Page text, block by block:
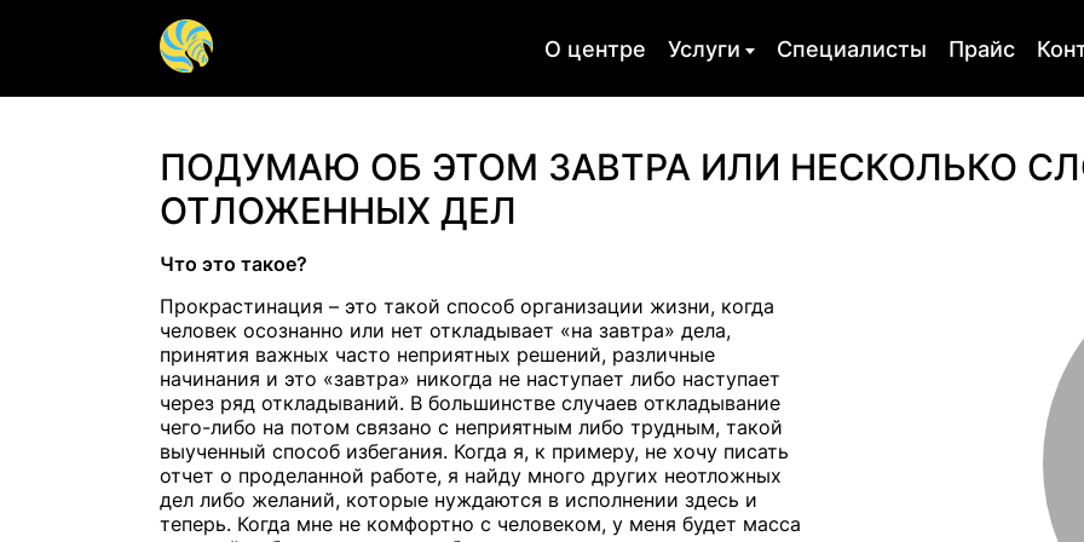
О центре Услуги
Гештальт терапия Арт терапия Оргконсультирование
Групповая терапия
Детская психотерапия
Психосоматика
Сексуальность Кризисы
Психотерапия
Психолог для
подростка
Психологическое
консультирование
Специалисты Прайс
ПОДУМАЮ ОБ ЭТОМ ЗАВТРА ИЛИ НЕСКОЛЬКО
ОТЛОЖЕННЫХ ДЕЛ
Что это такое?
Прокрастинация – это такой способ организации жизни, когда
человек осознанно или нет откладывает «на завтра» дела,
принятия важных часто неприятных решений, различные
начинания и это «завтра» никогда не наступает либо наступает
через ряд откладываний. В большинстве случаев откладывание
чего-либо на потом связано с неприятным либо трудным, такой
выученный способ избегания. Когда я, к примеру, не хочу писать
отчет о проделанной работе, я найду много других неотложных
дел либо желаний, которые нуждаются в исполнении здесь и
теперь. Когда мне не комфортно с человеком, у меня будет масса